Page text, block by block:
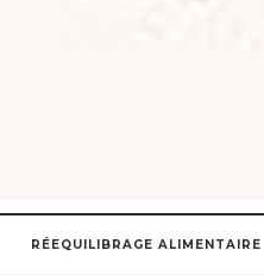
RÉEQUILIBRAGE ALIMENTAIRE